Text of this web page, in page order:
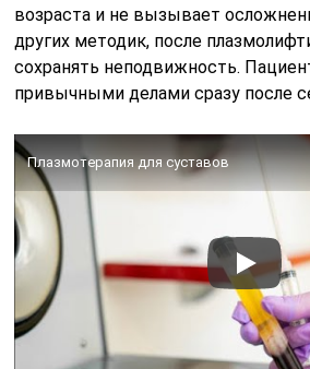
возраста и не вызывает
других методик, после
сохранять неподвижность.
привычными делами сразу после
Плазмотерапия для суставов